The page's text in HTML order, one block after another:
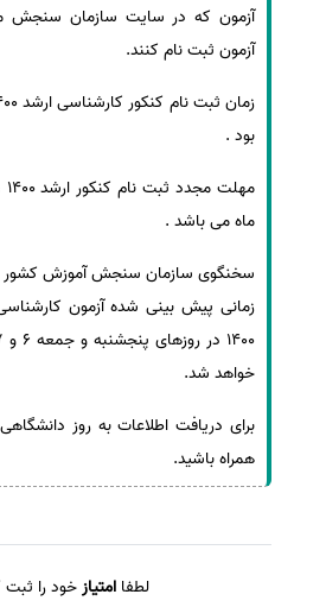
آزمون که در سایت سازمان سنجش
آزمون ثبت نام کنند.
بود .
ماه می باشد .
سخنگوی سازمان سنجش آموزش کشور
زمانی پیش بینی شده آزمون
خواهد شد.
همراه باشید.
لطفاامتیازخود را ثبت